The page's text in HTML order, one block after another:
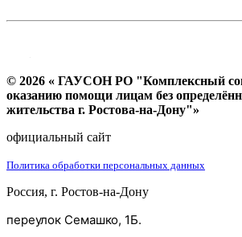
© 2026 « ГАУСОН РО "Комплексный
оказанию помощи лицам без
жительства г. Ростова-на-Дону"»
официальный сайт
Политика обработки персональных данных
Россия, г. Ростов-на-Дону
переулок Семашко, 1Б.